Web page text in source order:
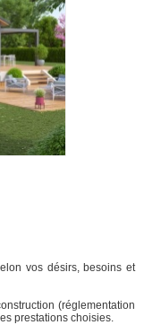
vos désirs, besoins et
(réglementation
prestations choisies.